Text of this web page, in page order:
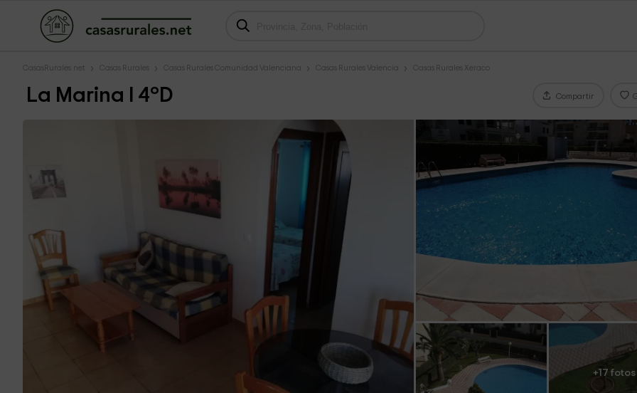
CasasRurales.net Casas Rurales Casas Rurales Comunidad Valenciana Casas Rurales Valencia Casas Rurales Xeraco
La Marina I 4ºD Compartir
+17 fotos